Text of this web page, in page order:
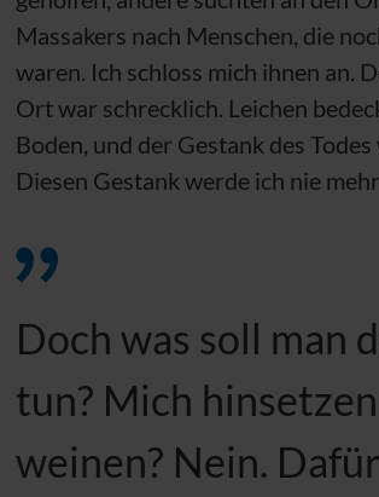
Massakers nach Menschen, die
waren. Ich schloss mich ihnen an.
Ort war schrecklich. Leichen
Boden, und der Gestank des
Diesen Gestank werde ich nie
Doch was soll man
tun? Mich
weinen? Nein.